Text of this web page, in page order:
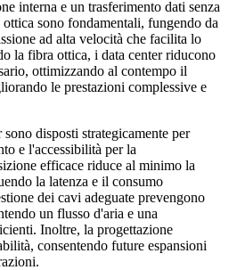
interna e un trasferimento dati senza
sono fondamentali, fungendo da
ad alta velocità che facilita lo
la fibra ottica, i data center riducono
ottimizzando al contempo il
le prestazioni complessive e
disposti strategicamente per
e l'accessibilità per la
efficace riduce al minimo la
la latenza e il consumo
dei cavi adeguate prevengono
un flusso d'aria e una
Inoltre, la progettazione
consentendo future espansioni